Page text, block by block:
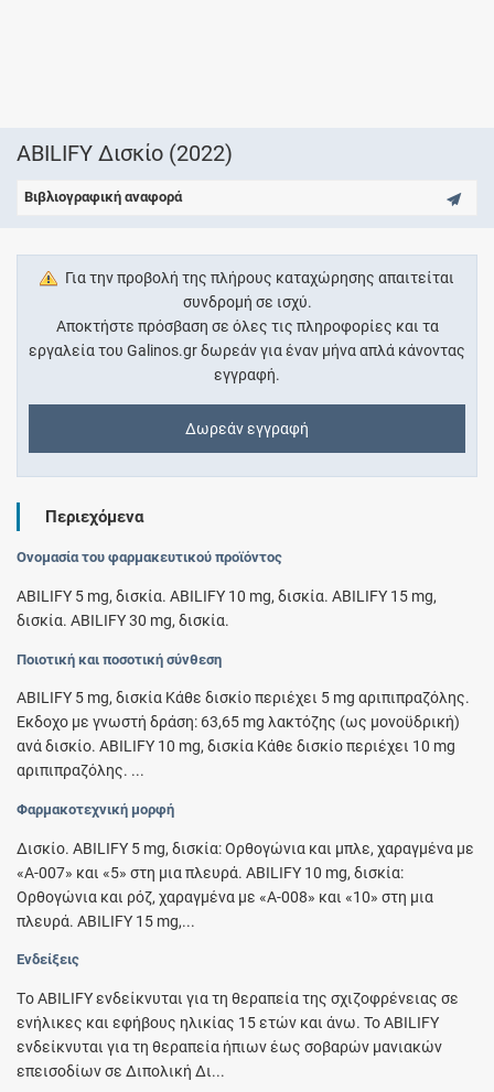
ABILIFY Δισκίο (2022)
Βιβλιογραφική αναφορά
Για την προβολή της πλήρους καταχώρησης απαιτείται
συνδρομή σε ισχύ.
Αποκτήστε πρόσβαση σε όλες τις πληροφορίες και τα
εργαλεία του Galinos.gr δωρεάν για έναν μήνα απλά κάνοντας
εγγραφή.
Δωρεάν εγγραφή
Περιεχόμενα
Ονομασία του φαρμακευτικού προϊόντος
ABILIFY 5 mg, δισκία. ABILIFY 10 mg, δισκία. ABILIFY 15 mg,
δισκία. ABILIFY 30 mg, δισκία.
Ποιοτική και ποσοτική σύνθεση
ABILIFY 5 mg, δισκία Kάθε δισκίο περιέχει 5 mg αριπιπραζόλης.
Έκδοχο με γνωστή δράση: 63,65 mg λακτόζης (ως μονοϋδρική)
ανά δισκίο. ABILIFY 10 mg, δισκία Kάθε δισκίο περιέχει 10 mg
αριπιπραζόλης. ...
Φαρμακοτεχνική μορφή
Δισκίο. ABILIFY 5 mg, δισκία: Ορθογώνια και μπλε, χαραγμένα με
«A-007» και «5» στη μια πλευρά. ABILIFY 10 mg, δισκία:
Ορθογώνια και ρόζ, χαραγμένα με «A-008» και «10» στη μια
πλευρά. ABILIFY 15 mg,...
Ενδείξεις
Tο ABILIFY ενδείκνυται για τη θεραπεία της σχιζοφρένειας σε
ενήλικες και εφήβους ηλικίας 15 ετών και άνω. Το ABILIFY
ενδείκνυται για τη θεραπεία ήπιων έως σοβαρών μανιακών
επεισοδίων σε Διπολική Δι...